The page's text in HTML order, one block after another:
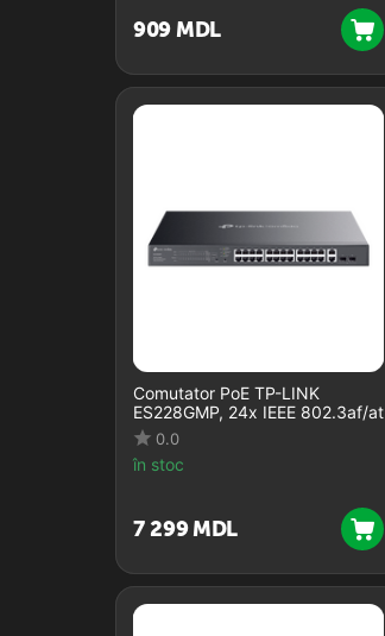
‍909‍ MDL
Comutator PoE TP-LINK
ES228GMP, 24x IEEE 802.3af/at
0.0
în stoc
7 299 MDL